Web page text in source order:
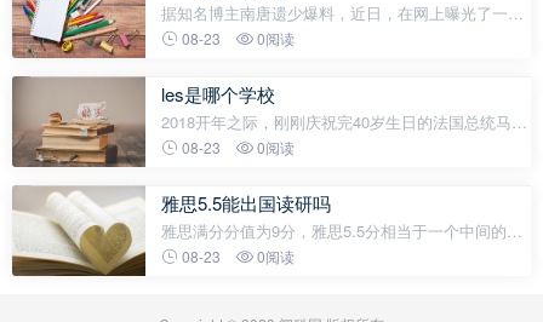
据知名博主南唐遗少爆料，近日，在网上曝光了一组
孟非女儿小苹果的近照。照片中，小苹果眉清目秀长
京读完中学后，现在是UCSC（加州大学圣
08-23 0阅读
les是哪个学校
2018开年之际，刚刚庆祝完40岁生日的法国总统马克
龙旋即踏上访华之旅，成为2018年首位到访中国的外
统身上，集中体现了法国精英教育
08-23 0阅读
雅思5.5能出国读研吗
雅思满分分值为9分，雅思5.5分相当于一个中间的水
平。这个成绩说明考生的基础还可以， 但是还不够流
08-23 0阅读